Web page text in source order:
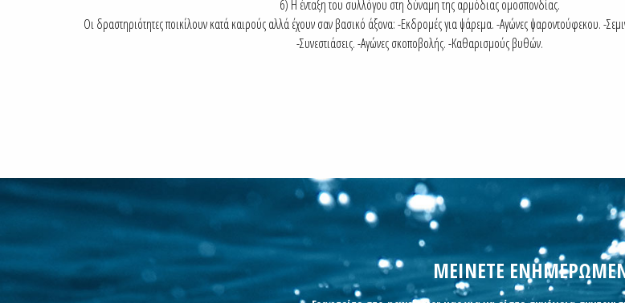
6) Η ένταξη του συλλόγου στη δύναμη της αρμόδιας ομοσπονδίας.
Οι δραστηριότητες ποικίλουν κατά καιρούς αλλά έχουν σαν βασικό άξονα: -Εκδρομές για ψάρεμα. -Αγώνες ψαροντούφεκου. -
-Συνεστιάσεις. -Αγώνες σκοποβολής. -Καθαρισμούς βυθών.
ΜΕΙΝΕΤΕ